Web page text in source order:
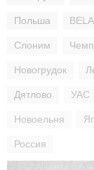
Польша
Слоним
Новогрудок
Дятлово УАС
Новоельня
Россия